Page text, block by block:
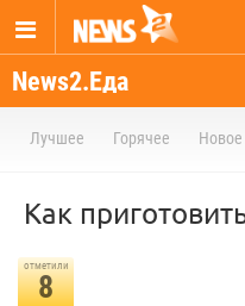
News2.Еда
Лучшее Горячее Новое
Как
отметили
8